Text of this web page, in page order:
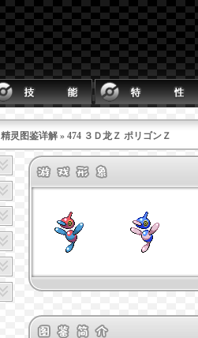
精灵图鉴详解 » 474 ３Ｄ龙Ｚ ポリゴンＺ